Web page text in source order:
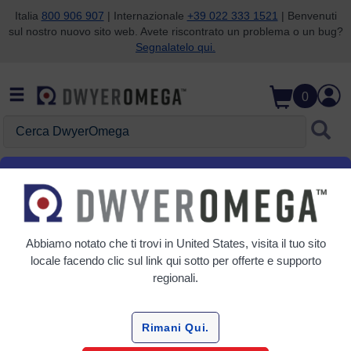
Salta alla ricerca
Salta al contenuto principale
Salta alla navigazione
Italia 800 906 907 | Internazionale +39 022 333 1521 | Benvenuti
sul nostro nuovo sito web. Avete riscontrato un problema o un bug?
Segnalatelo qui.
0
Come programmare un
interruttore per il Reset
manuale
interruttori a ripristino manuale, ovvero
Abbiamo notato che ti trovi in United States, visita il tuo sito
locale facendo clic sul link qui sotto per offerte e supporto
regionali.
Rimani Qui.